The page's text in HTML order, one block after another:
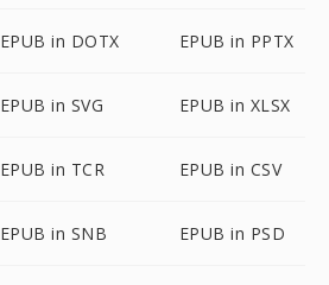
EPUB in DOTX EPUB in PPTX
EPUB in SVG EPUB in XLSX
EPUB in TCR EPUB in CSV
EPUB in SNB EPUB in PSD